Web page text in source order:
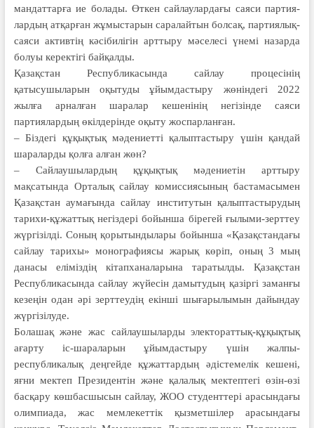
мандаттарға ие болады. Өткен сайлау­лардағы саяси партия­
лардың атқарған жұмыстарын сара­лайтын болсақ, партиялық-
саяси актив­тің кәсібилігін арттыру мәселесі үнемі назарда
болуы керектігі байқалды.
Қазақстан Республикасында сайлау процесінің
қатысушыларын оқытуды ұйымдастыру жөніндегі 2022
жылға арналған шаралар кешенінің негізінде саяси
партиялардың өкілдерінде оқыту жоспарланған.
– Біздегі құқықтық мәдениетті қалыптастыру үшін қандай
шара­ларды қолға алған жөн?
– Сайлаушылардың құқықтық мәде­­ниетін арттыру
мақсатында Орта­­лық сайлау комиссиясының бас­та­­масымен
Қазақстан аумағында сайлау институтын қалыптастырудың
та­рихи-құжаттық негіздері бойынша бірегей ғылыми-зерттеу
жүргізілді. Соның қорытындылары бойынша «Қа­зақстандағы
сайлау тарихы» моно­графиясы жарық көріп, оның 3 мың
данасы еліміздің кітапханаларына таратылды. Қазақстан
Республикасында сайлау жүйесін дамытудың қазіргі заманғы
кезеңін одан әрі зерттеудің екінші шығарылымын дайындау
жүргізілуде.
Болашақ және жас сайлаушыларды электораттық-құқықтық
ағарту іс-шараларын ұйымдастыру үшін жалпы­
республикалық деңгейде құжаттардың әдісте­мелік кешені,
яғни мектеп Президентін және қалалық мектептегі өзін-өзі
басқару көшбасшысын сайлау, ЖОО студенттері арасындағы
олим­пиада, жас мемлекеттік қызметшілер арасындағы